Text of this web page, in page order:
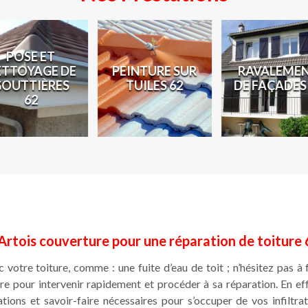
POSE ET
DE
62
PEINTURE SUR
TUILES 62
DE
couverture pour une réparation de toiture
votre toiture, comme : une fuite d’eau de toit ; n’hésitez pas
pour intervenir rapidement et procéder à sa réparation. En
et savoir-faire nécessaires pour s’occuper de vos